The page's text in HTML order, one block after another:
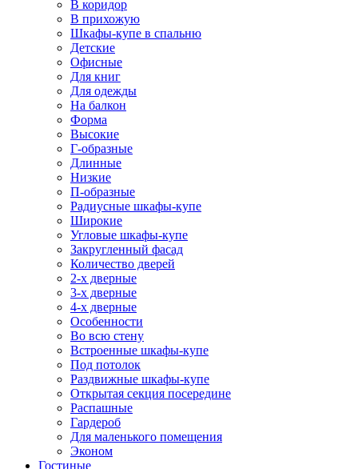
В коридор
В прихожую
Шкафы-купе в спальню
Детские
Офисные
Для книг
Для одежды
На балкон
Форма
Высокие
Г-образные
Длинные
Низкие
П-образные
Радиусные шкафы-купе
Широкие
Угловые шкафы-купе
Закругленный фасад
Количество дверей
2-х дверные
3-х дверные
4-х дверные
Особенности
Во всю стену
Встроенные шкафы-купе
Под потолок
Раздвижные шкафы-купе
Открытая секция посередине
Распашные
Гардероб
Для маленького помещения
Эконом
Гостиные